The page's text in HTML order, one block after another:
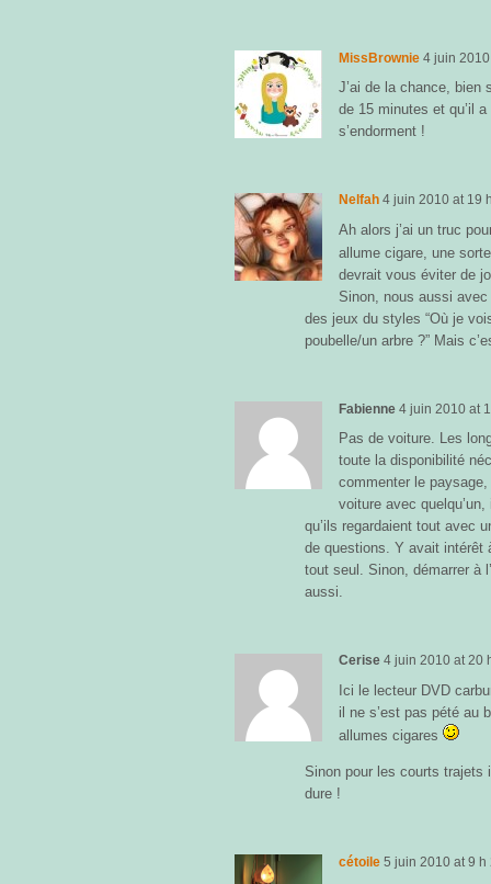
MissBrownie 4 juin 2010
J’ai de la chance, bien
de 15 minutes et qu’il
s’endorment !
Nelfah 4 juin 2010 at 19
Ah alors j’ai un truc
allume cigare, une
devrait vous éviter de
Sinon, nous aussi
des jeux du styles “Où je
poubelle/un arbre ?” Mais
Fabienne 4 juin 2010 at
Pas de voiture. Les
toute la disponibilité
commenter le
voiture avec
qu’ils regardaient tout avec
de questions. Y avait intérêt
tout seul. Sinon, démarrer à
aussi.
Cerise 4 juin 2010 at20
Ici le lecteur DVD
il ne s’est pas pété au
allumes cigares
Sinon pour les courts trajets
dure !
cétoile 5 juin 2010 at9 h